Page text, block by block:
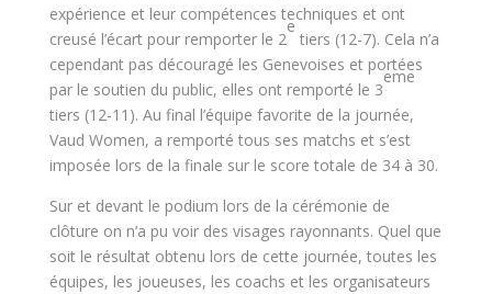
expérience et leur compétences techniques et ont
creusé l’écart pour remporter le 2
e
tiers (12-7). Cela n’a
cependant pas découragé les Genevoises et portées
par le soutien du public, elles ont remporté le 3
eme
tiers (12-11). Au final l’équipe favorite de la journée,
Vaud Women, a remporté tous ses matchs et s’est
imposée lors de la finale sur le score totale de 34 à 30.
Sur et devant le podium lors de la cérémonie de
clôture on n’a pu voir des visages rayonnants. Quel que
soit le résultat obtenu lors de cette journée, toutes les
équipes, les joueuses, les coachs et les organisateurs